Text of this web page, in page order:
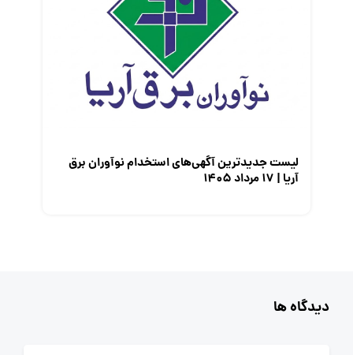
لیست جدیدترین آگهی‌های استخدام نوآوران برق
آریا | ۱۷ مرداد ۱۴۰۵
دیدگاه ها